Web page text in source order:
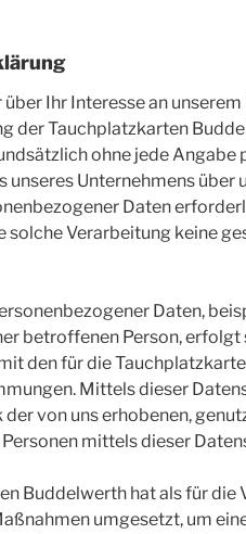
über Ihr Interesse an
der Tauchplatzkarten
ohne jede
unseres Unternehmens
Daten
solche Verarbeitung keine
Daten,
betroffenen Person,
den für die
Mittels dieser
der von uns erhobenen,
mittels dieser
Buddelwerth hat als für
umgesetzt, um